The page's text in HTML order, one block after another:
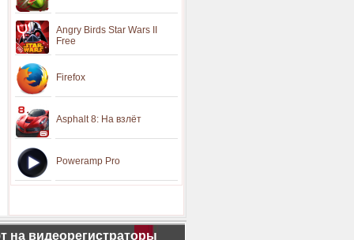
Angry Birds Star Wars II
Free
Firefox
Asphalt 8: На взлёт
Poweramp Pro
на видеорегистраторы